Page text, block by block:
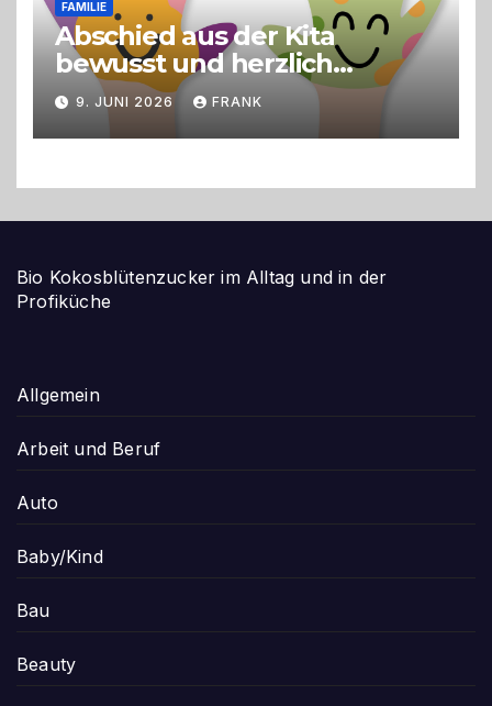
FAMILIE
Abschied aus der Kita
bewusst und herzlich
gestalten
9. JUNI 2026 FRANK
Bio Kokosblütenzucker im Alltag und in der
Profiküche
Allgemein
Arbeit und Beruf
Auto
Baby/Kind
Bau
Beauty